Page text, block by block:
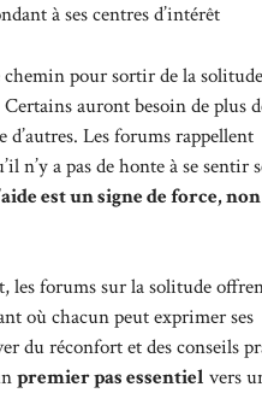
à ses centres d’intérêt
chemin pour sortir de la
Certains auront besoin de plus
d’autres. Les forums rappellent
n’y a pas de honte à se sentir
est un signe de force,
les forums sur la solitude
où chacun peut exprimer ses
du réconfort et des conseils
premier pas essentiel vers